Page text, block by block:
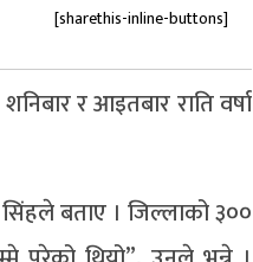
[sharethis-inline-buttons]
र आइतबार राति वर्षा
बताए । जिल्लाको ३००